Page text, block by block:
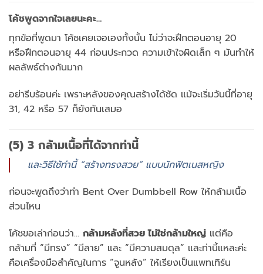
โค้ชพูดจากใจเลยนะคะ…
ทุกข้อที่พูดมา โค้ชเคยเจอเองทั้งนั้น ไม่ว่าจะฝึกตอนอายุ 20
หรือฝึกตอนอายุ 44 ก่อนประกวด ความเข้าใจผิดเล็ก ๆ มันทำให้
ผลลัพธ์ต่างกันมาก
อย่ารีบร้อนค่ะ เพราะหลังของคุณสร้างได้ชัด แม้จะเริ่มวันนี้ที่อายุ
31, 42 หรือ 57 ก็ยังทันเสมอ
(5) 3 กล้ามเนื้อที่ได้จากท่านี้
และวิธีใช้ท่านี้ “สร้างทรงสวย” แบบนักฟิตเนสหญิง
ก่อนจะพูดถึงว่าท่า Bent Over Dumbbell Row ให้กล้ามเนื้อ
ส่วนไหน
โค้ชขอเล่าก่อนว่า… กล้ามหลังที่สวย ไม่ใช่กล้ามใหญ่ แต่คือ
กล้ามที่ “มีทรง” “มีลาย” และ “มีความสมดุล” และท่านี้แหละค่ะ
คือเครื่องมือสำคัญในการ “จูนหลัง” ให้เรียงเป็นแพทเทิร์น